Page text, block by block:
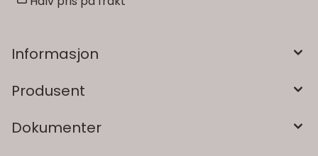
Informasjon
Produsent
Dokumenter